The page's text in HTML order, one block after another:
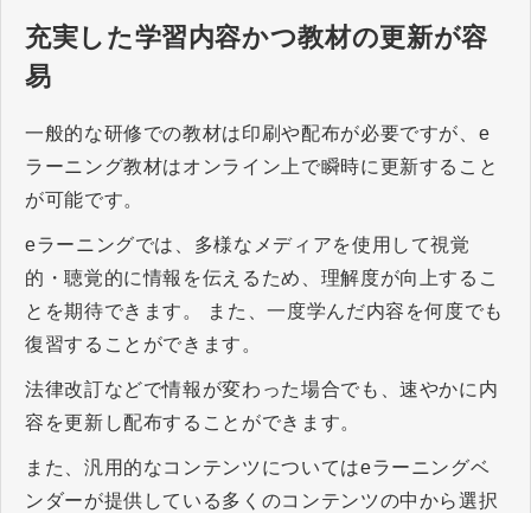
充実した学習内容かつ教材の更新が容
易
一般的な研修での教材は印刷や配布が必要ですが、e
ラーニング教材はオンライン上で瞬時に更新すること
が可能です。
eラーニングでは、多様なメディアを使用して視覚
的・聴覚的に情報を伝えるため、理解度が向上するこ
とを期待できます。 また、一度学んだ内容を何度でも
復習することができます。
法律改訂などで情報が変わった場合でも、速やかに内
容を更新し配布することができます。
また、汎用的なコンテンツについてはeラーニングベ
ンダーが提供している多くのコンテンツの中から選択